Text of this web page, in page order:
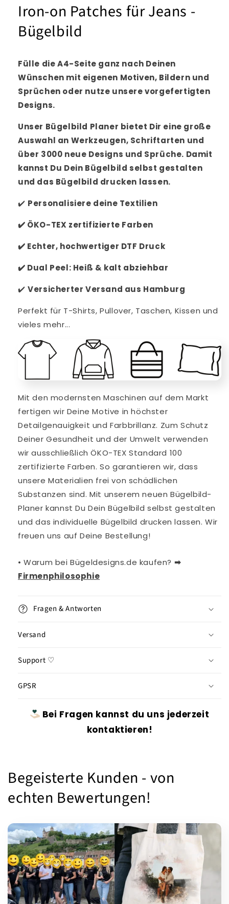
Iron-on Patches für Jeans -
Bügelbild
Fülle die A4-Seite ganz nach Deinen
Wünschen mit eigenen Motiven, Bildern und
Sprüchen oder nutze unsere vorgefertigten
Designs.
Unser Bügelbild Planer bietet Dir eine große
Auswahl an Werkzeugen, Schriftarten und
über 3000 neue Designs und Sprüche. Damit
kannst Du Dein Bügelbild selbst gestalten
und das Bügelbild drucken lassen.
✔️ Personalisiere deine Textilien
✔️ ÖKO-TEX zertifizierte Farben
✔️ Echter, hochwertiger DTF Druck
✔️ Dual Peel: Heiß & kalt abziehbar
✔️ Versicherter Versand aus Hamburg
Perfekt für T-Shirts, Pullover, Taschen, Kissen und
vieles mehr...
Mit den modernsten Maschinen auf dem Markt
fertigen wir Deine Motive in höchster
Detailgenauigkeit und Farbbrillanz. Zum Schutz
Deiner Gesundheit und der Umwelt verwenden
wir ausschließlich ÖKO-TEX Standard 100
zertifizierte Farben. So garantieren wir, dass
unsere Materialien frei von schädlichen
Substanzen sind. Mit unserem neuen Bügelbild-
Planer kannst Du Dein Bügelbild selbst gestalten
und das individuelle Bügelbild drucken lassen. Wir
freuen uns auf Deine Bestellung!
• Warum bei Bügeldesigns.de kaufen? ➡︎
Firmenphilosophie
Fragen & Antworten
Versand
Support ♡
GPSR
Bei Fragen kannst du uns jederzeit
kontaktieren!
Begeisterte Kunden - von
echten Bewertungen!